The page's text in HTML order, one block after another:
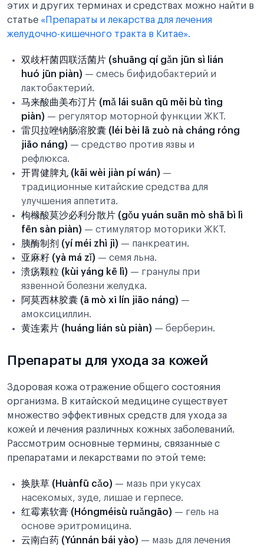
этих и других терминах и средствах можно найти в
статье «Препараты и лекарства для лечения
желудочно-кишечного тракта в Китае».
双歧杆菌四联活菌片 (shuāng qí gǎn jūn sì lián
huó jūn piàn) — смесь бифидобактерий и
лактобактерий.
马来酸曲美布汀片 (mǎ lái suān qū měi bù tìng
piàn) — регулятор моторной функции ЖКТ.
雷贝拉唑钠肠溶胶囊 (léi bèi lā zuò nà cháng róng
jiāo náng) — средство против язвы и
рефлюкса.
开胃健脾丸 (kāi wèi jiàn pí wán) —
традиционные китайские средства для
улучшения аппетита.
枸橼酸莫沙必利分散片 (gǒu yuán suān mò shā bì lì
fēn sàn piàn) — стимулятор моторики ЖКТ.
胰酶制剂 (yí méi zhì jì) — панкреатин.
亚麻籽 (yà má zǐ) — семя льна.
溃疡颗粒 (kùi yáng kē lì) — гранулы при
язвенной болезни желудка.
阿莫西林胶囊 (ā mò xī lín jiāo náng) —
амоксициллин.
黄连素片 (huáng lián sù piàn) — берберин.
Препараты для ухода за кожей
Здоровая кожа отражение общего состояния
организма. В китайской медицине существует
множество эффективных средств для ухода за
кожей и лечения различных кожных заболеваний.
Рассмотрим основные термины, связанные с
препаратами и лекарствами по этой теме:
换肤草 (Huànfū cǎo) — мазь при укусах
насекомых, зуде, лишае и герпесе.
红霉素软膏 (Hóngméisù ruǎngāo) — гель на
основе эритромицина.
云南白药 (Yúnnán bái yào) — мазь для лечения